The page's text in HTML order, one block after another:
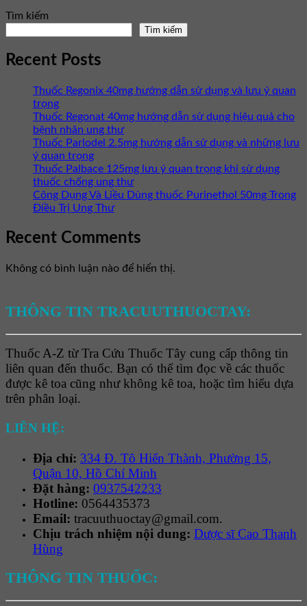
Tìm kiếm
Tìm kiếm
Recent Posts
Thuốc Regonix 40mg hướng dẫn sử dụng và lưu ý quan
trọng
Thuốc Regonat 40mg hướng dẫn sử dụng hiệu quả cho
bệnh nhân ung thư
Thuốc Parlodel 2.5mg hướng dẫn sử dụng và những lưu
ý quan trọng
Thuốc Palbace 125mg lưu ý quan trọng khi sử dụng
thuốc chống ung thư
Công Dụng Và Liều Dùng thuốc Purinethol 50mg Trong
Điều Trị Ung Thư
Recent Comments
Không có bình luận nào để hiển thị.
THÔNG TIN TRACUUTHUOCTAY:
Thuốc A-Z từ Tra Cứu Thuốc Tây cung cấp thông tin
liên quan đến thuốc. Bạn có thể tìm đọc về các thuốc
được kê toa cũng như không kê toa, hoặc tìm hiểu dựa
trên phân loại.
LIÊN HỆ:
Địa chỉ: 334 Đ. Tô Hiến Thành, Phường 15,
Quận 10, Hồ Chí Minh
Đặt hàng: 0937542233
Hotline: 0564435373
Email: tracuuthuoctay@gmail.com.
Chịu trách nhiệm nội dung: Dược sĩ Cao Thanh
Hùng
THÔNG TIN THUỐC: